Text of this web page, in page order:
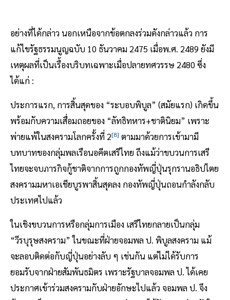
อย่างที่ได้กล่าว นอกเหนือจากข้อตกลงร่วมดังกล่าวแล้ว การ
แก้ไขรัฐธรรมนูญฉบับ 10 ธันวาคม 2475 เมื่อพ.ศ. 2489 ยังมี
เหตุผลที่เป็นเรื้องบริบทเฉพาะเมื่อปลายทศวรรษ 2480 ซึ่ง
ได้แก่ :
ประการแรก, การสิ้นสุดของ “ระบอบพิบูล” (สมัยแรก) เกิดขึ้น
พร้อมกับความเสื่อมถอยของ “ลัทธิทหาร+ชาตินิยม” เพราะ
พ่ายแพ้ในสงครามโลกครั้งที่ 2[8] ตามมาด้วยการเข้ามามี
บทบาทของกลุ่มพลเรือนอคีตเสรีไทย ถึงแม้ว่าขบวนการเสรี
ไทยจะจบภารกิจกู้ชาติจากการถูกกองทัพญี่ปุ่นรุกรานอธิปไตย
สงครามมหาเอเชียบูรพาสิ้นสุดลง กองทัพญี่ปุ่นถอนกำลังกลับ
ประเทศไปแล้ว
ในเชิงขบวนการหรือกลุ่มการเมือง เสรีไทยกลายเป็นกลุ่ม
“วีรบุรุษสงคราม” ในขณะที่ฝ่ายจอมพล ป. พิบูลสงคราม แม้
จะลอบติดต่อกับญี่ปุ่นอย่างลับ ๆ เช่นกัน แต่ไม่ได้รับการ
ยอมรับจากฝ่ายสัมพันธมิตร เพราะรัฐบาลจอมพล ป. ได้เคย
ประกาศเข้าร่วมสงครามกับฝ่ายอักษะไปแล้ว จอมพล ป. จึง